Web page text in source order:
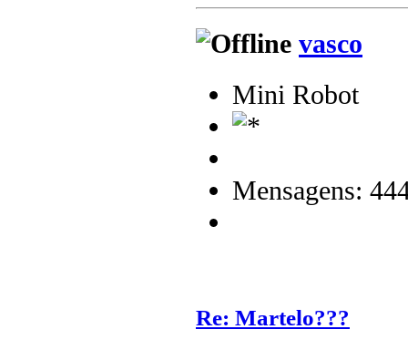
vasco
Mini Robot
Mensagens:
Re: Martelo???